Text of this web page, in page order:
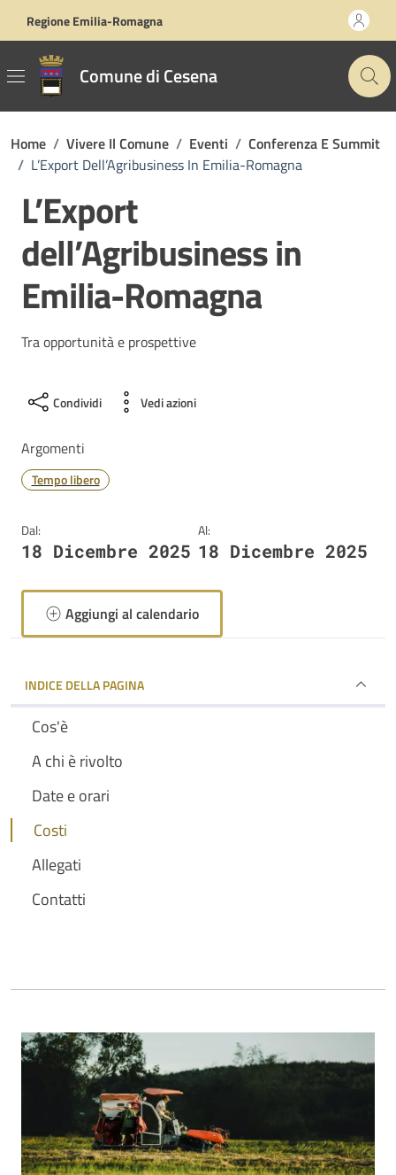
Regione Emilia-Romagna
Comune di Cesena
Home / Vivere Il Comune / Eventi / Conferenza E Summit
/ L’Export Dell’Agribusiness In Emilia-Romagna
L’Export
dell’Agribusiness in
Emilia-Romagna
Tra opportunità e prospettive
Condividi Vedi azioni
Argomenti
Tempo libero
Dal:
18 Dicembre 2025
Al:
18 Dicembre 2025
Aggiungi al calendario
INDICE DELLA PAGINA
Cos'è
A chi è rivolto
Date e orari
Costi
Allegati
Contatti